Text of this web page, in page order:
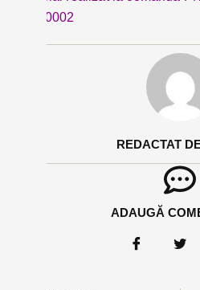
REDACTAT
ADAUGĂ
11240002